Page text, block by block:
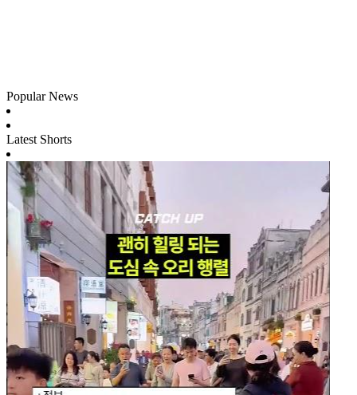
Popular News
Latest Shorts